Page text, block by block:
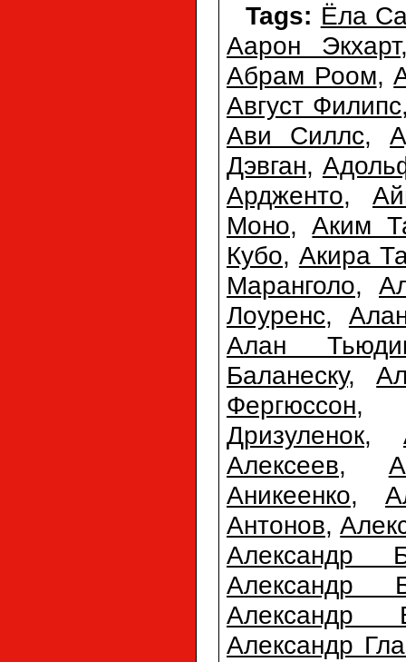
Tags: Ёла
Аарон Экхарт
Абрам Роом,
Август Филипс
Ави Силлс,
Дэвган,
Ардженто,
Моно,Аким
Кубо, Акира
Маранголо,
Лоуренс,
Алан
Баланеску,
Фергюссон
Дризуленок,
Алексеев,
Аникеенко,
Антонов,
Александр
Александр
Александр
Александр